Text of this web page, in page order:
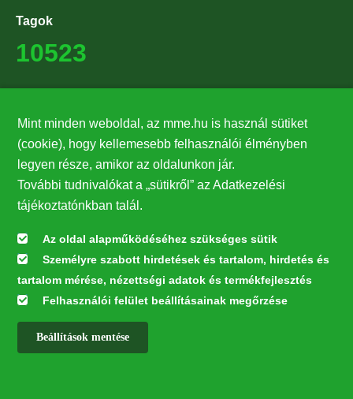
Tagok
10523
27224
Hírlevél feliratkozás
Értesüljön elsőként legfrissebb híreinkről, eseményeinkről!
Feliratkozás
Mint minden weboldal, az mme.hu is használ sütiket
(cookie), hogy kellemesebb felhasználói élményben
legyen része, amikor az oldalunkon jár.
További tudnivalókat a „sütikről” az Adatkezelési
tájékoztatónkban talál.
Az oldal alapműködéséhez szükséges sütik
Személyre szabott hirdetések és tartalom, hirdetés és
tartalom mérése, nézettségi adatok és termékfejlesztés
Felhasználói felület beállításainak megőrzése
Beállítások mentése